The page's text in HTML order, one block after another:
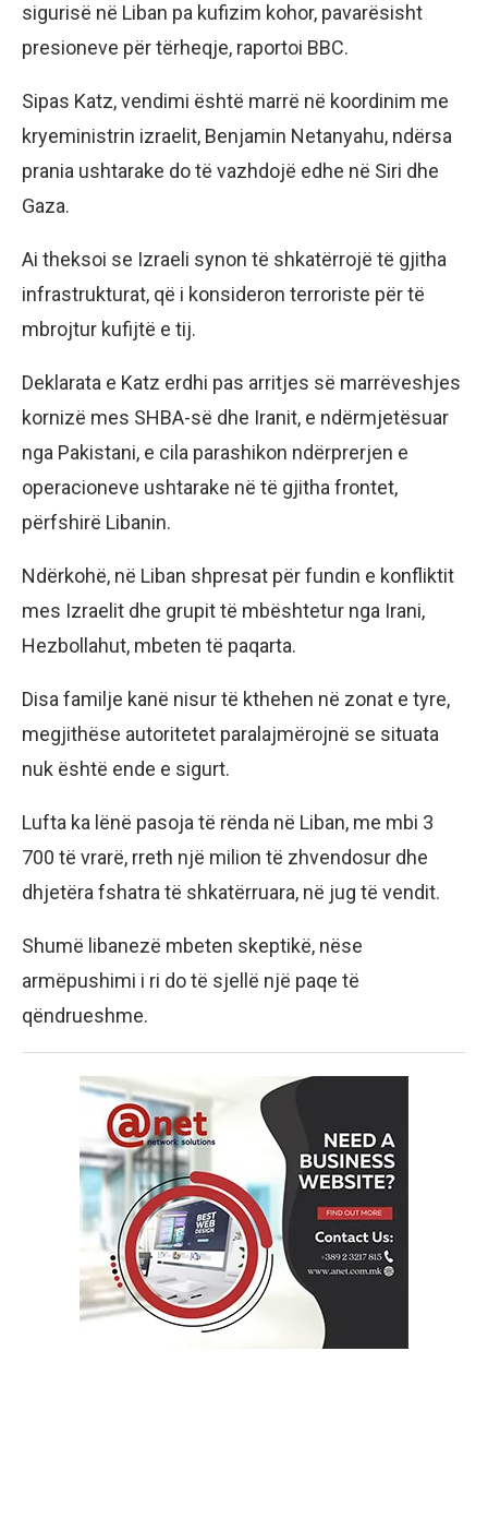
sigurisë në Liban pa kufizim kohor, pavarësisht
presioneve për tërheqje, raportoi BBC.
Sipas Katz, vendimi është marrë në koordinim me
kryeministrin izraelit, Benjamin Netanyahu, ndërsa
prania ushtarake do të vazhdojë edhe në Siri dhe
Gaza.
Ai theksoi se Izraeli synon të shkatërrojë të gjitha
infrastrukturat, që i konsideron terroriste për të
mbrojtur kufijtë e tij.
Deklarata e Katz erdhi pas arritjes së marrëveshjes
kornizë mes SHBA-së dhe Iranit, e ndërmjetësuar
nga Pakistani, e cila parashikon ndërprerjen e
operacioneve ushtarake në të gjitha frontet,
përfshirë Libanin.
Ndërkohë, në Liban shpresat për fundin e konfliktit
mes Izraelit dhe grupit të mbështetur nga Irani,
Hezbollahut, mbeten të paqarta.
Disa familje kanë nisur të kthehen në zonat e tyre,
megjithëse autoritetet paralajmërojnë se situata
nuk është ende e sigurt.
Lufta ka lënë pasoja të rënda në Liban, me mbi 3
700 të vrarë, rreth një milion të zhvendosur dhe
dhjetëra fshatra të shkatërruara, në jug të vendit.
Shumë libanezë mbeten skeptikë, nëse
armëpushimi i ri do të sjellë një paqe të
qëndrueshme.